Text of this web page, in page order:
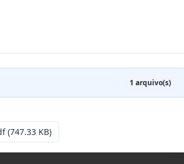
1 arquivo(s)
(747.33 KB)